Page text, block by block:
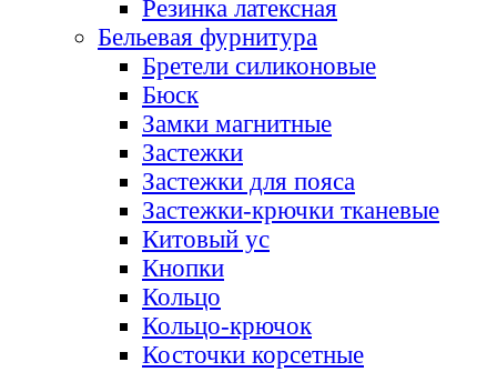
Резинка латексная
Бельевая фурнитура
Бретели силиконовые
Бюск
Замки магнитные
Застежки
Застежки для пояса
Застежки-крючки тканевые
Китовый ус
Кнопки
Кольцо
Кольцо-крючок
Косточки корсетные